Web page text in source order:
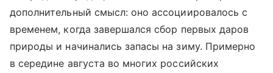
дополнительный смысл: оно ассоциировалось с
временем, когда завершался сбор первых даров
природы и начинались запасы на зиму. Примерно
в середине августа во многих российских